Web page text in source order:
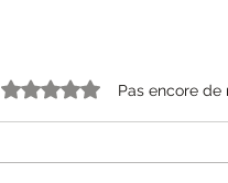
Noté 0 étoile sur 5.Pas encore de